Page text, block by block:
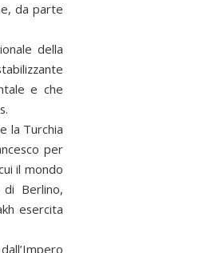
da parte
della
e che
la Turchia
per
il mondo
Berlino,
esercita